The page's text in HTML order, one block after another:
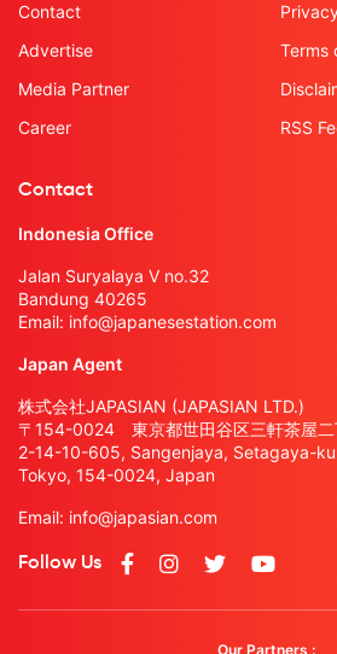
Contact
Advertise
Media Partner
Career
Terms
RSS
Contact
Indonesia Office
Jalan Suryalaya V no.32
Bandung 40265
Email: info@japanesestation.com
Japan Agent
株式会社JAPASIAN (JAPASIAN LTD.)
〒154-0024 東京都世田谷区三軒茶屋
2-14-10-605, Sangenjaya, Setagaya-ku
Tokyo, 154-0024, Japan
Email: info@japasian.com
Follow Us
Our Partners :